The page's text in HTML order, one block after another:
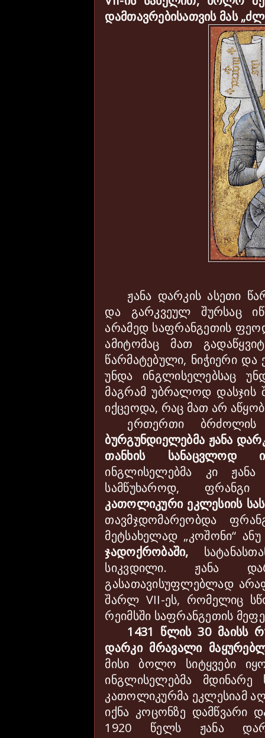
დამთავრებისათვის მას
ჟანა დარკის ასეთი
და გარკვეულ შურსაც
არამედ საფრანგეთის
ამიტომაც მათ
წარმატებული, ნიჭიერი
უნდა ინგლისელებსაც
მაგრამ უბრალოდ დასჯის
იქცეოდა, რაც მათ არ
ერთერთი ბრძოლის
ბურგუნდიელებმა ჟანა
თანხის სანაცვლოდ
ინგლისელებმა კი
სამწუხაროდ, ფრანგი
კათოლიკური ეკლესიის
თავმჯდომარეობდა
მეტსახელად „კოშონი“
ჯადოქრობაში,
სიკვდილი. ჟანა
გასათავისუფლებლად
შარლ VII-ეს, რომელიც
რეიმსში საფრანგეთის
1431 წლის 30 მაისს
დარკი მრავალი
მისი ბოლო სიტყვები
ინგლისელებმა მდინარე
კათოლიკურმა ეკლესიამ
იქნა კოცონზე დამწვარი
1920 წელს ჟანა